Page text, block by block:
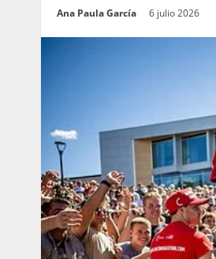
Ana Paula García 6 julio 2026